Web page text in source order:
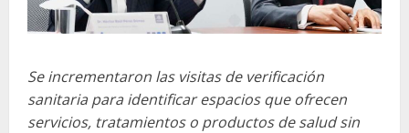
Se incrementaron las visitas de verificación
sanitaria para identificar espacios que ofrecen
servicios, tratamientos o productos de salud sin